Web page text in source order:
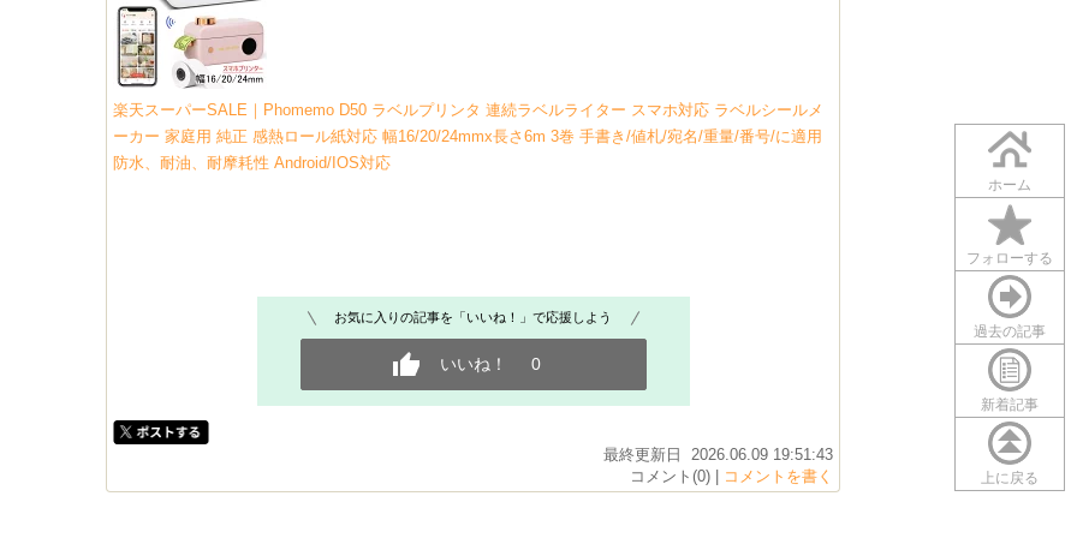
楽天スーパーSALE｜Phomemo D50 ラベルプリンタ 連続ラベルライター スマホ対応 ラベルシールメ
ーカー 家庭用 純正 感熱ロール紙対応 幅16/20/24mmx長さ6m 3巻 手書き/値札/宛名/重量/番号/に適用
防水、耐油、耐摩耗性 Android/IOS対応
お気に入りの記事を「いいね！」で応援しよう
いいね！ 0
最終更新日 2026.06.09 19:51:43
コメント(0) |
コメントを書く
ホーム
フォローする
過去の記事
新着記事
上に戻る